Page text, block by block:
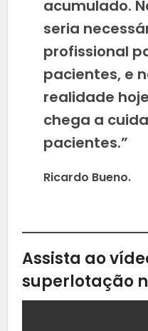
acumulado.
seria
profissional
pacientes, e
realidade
chega a
pacientes.”
Ricardo Bueno.
Assista ao
superlotação